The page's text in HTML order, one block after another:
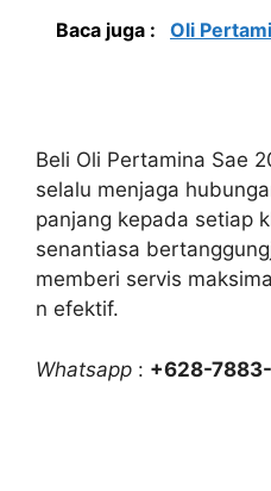
Baca juga : Oli
Beli Oli Pertamina Sae
selalu menjaga
panjang kepada setiap
senantiasa
memberi servis
n efektif.
Whatsapp : +628-